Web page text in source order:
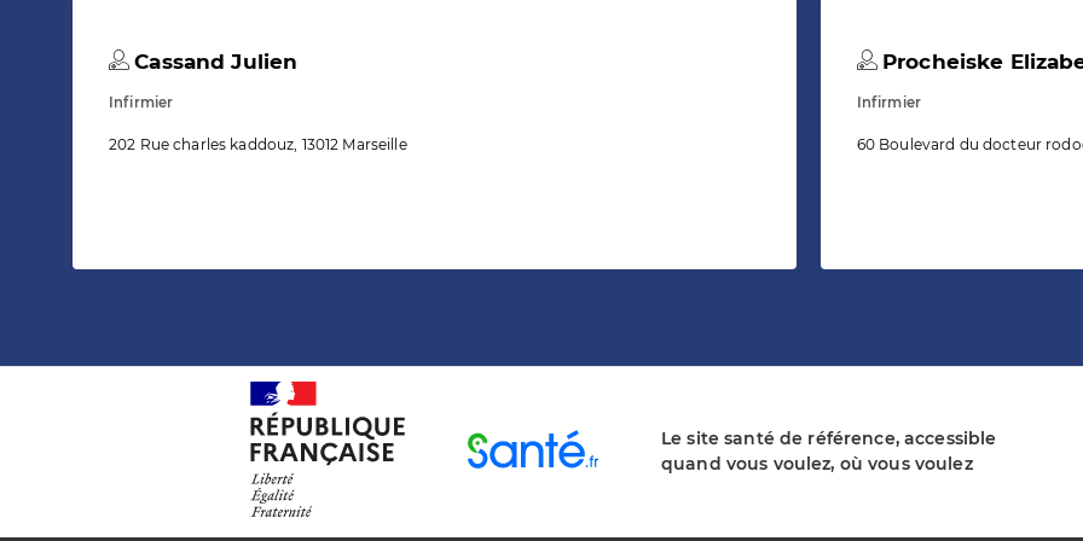
Cassand Julien
Infirmier
202 Rue charles kaddouz, 13012 Marseille
Procheiske
Infirmier
60 Boulevard du docteur
Le site santé de référence, accessible
quand vous voulez, où vous voulez